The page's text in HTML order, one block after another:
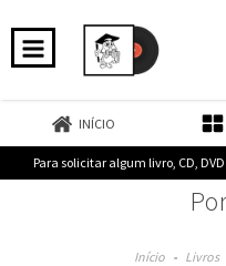
INÍCIO
Para solicitar algum livro, CD,
Início - Livros